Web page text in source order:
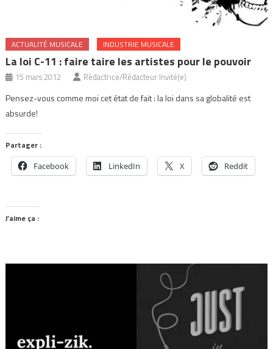
ACTUALITÉ MUSICALE INDUSTRIE MUSICALE
La loi C-11 : faire taire les artistes pour le pouvoir
15 mars 2012 Rédactrice/Rédacteur Invité(e)
Pensez-vous comme moi cet état de fait : la loi dans sa globalité est
absurde!
Partager :
Facebook LinkedIn X Reddit
J’aime ça :